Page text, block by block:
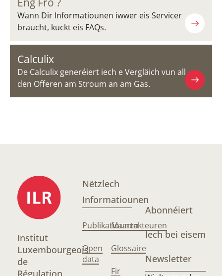
Wann Dir Informatiounen iwwer eis Servicer
braucht, kuckt eis FAQs.
Calculix
De Calculix generéiert iech e Vergläich vun all
den Offeren am Stroum an am Gas.
Institut
Luxembourgeois
de
Nëtzlech
Informatiounen
Publikatiounen
Open
data
Maartakteuren
Glossaire
Fir
Abonnéiert
Iech bei eisem
Newsletter